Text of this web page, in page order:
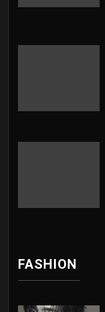
FASHION